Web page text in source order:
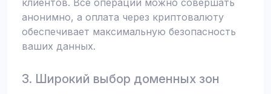
клиентов. Все операции можно совершать
анонимно, а оплата через криптовалюту
обеспечивает максимальную безопасность
ваших данных.
3. Широкий выбор доменных зон